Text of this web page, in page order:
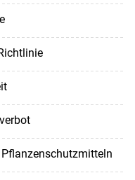
Pflanzenschutzmitteln